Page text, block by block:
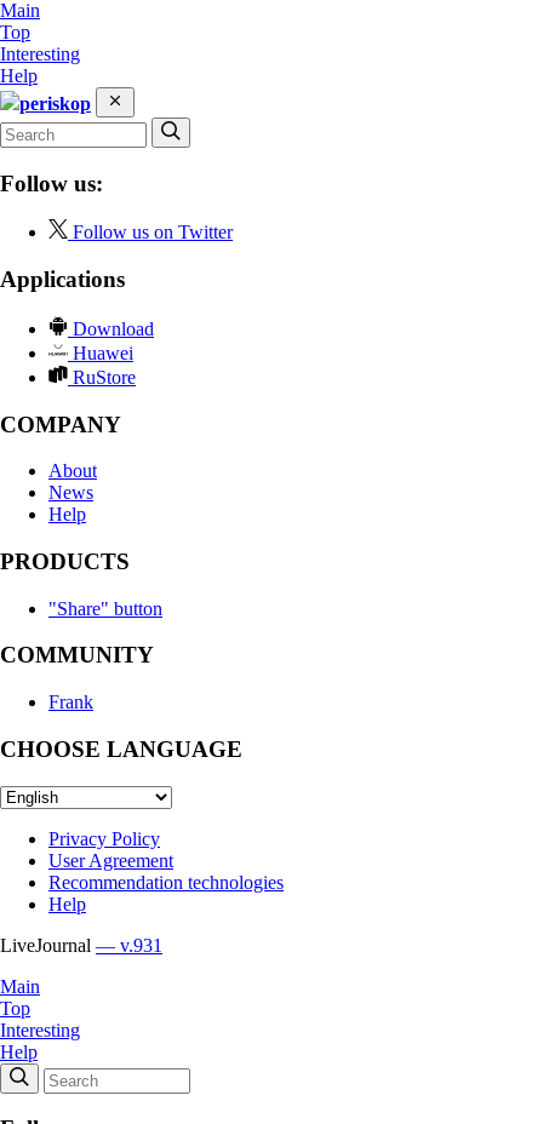
Main
Top
Interesting
Help
periskop
Follow us:
Follow us on Twitter
Applications
Download
Huawei
RuStore
COMPANY
About
News
Help
PRODUCTS
"Share" button
COMMUNITY
Frank
CHOOSE LANGUAGE
Privacy Policy
User Agreement
Recommendation technologies
Help
LiveJournal — v.931
Main
Top
Interesting
Help